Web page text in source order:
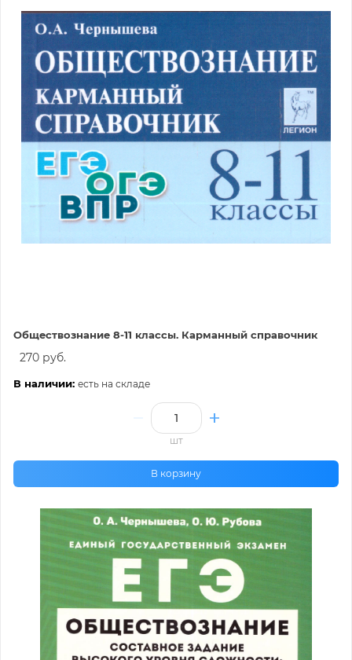
Обществознание 8-11 классы. Карманный справочник
270 руб.
В наличии: есть на складе
шт
В корзину